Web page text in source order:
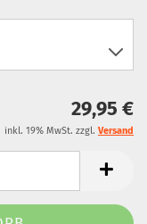
29,95 €
inkl. 19% MwSt. zzgl. Versand